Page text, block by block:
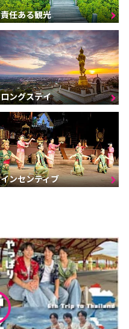
責任ある観光
ロングステイ
インセンティブ